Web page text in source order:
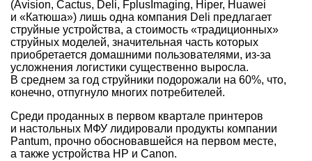
(Avision, Cactus, Deli, FplusImaging, Hiper, Huawei
и «Катюша») лишь одна компания Deli предлагает
струйные устройства, а стоимость «традиционных»
струйных моделей, значительная часть которых
приобретается домашними пользователями, из-за
усложнения логистики существенно выросла.
В среднем за год струйники подорожали на 60%, что,
конечно, отпугнуло многих потребителей.
Среди проданных в первом квартале принтеров
и настольных МФУ лидировали продукты компании
Pantum, прочно обосновавшейся на первом месте,
а также устройства HP и Canon.